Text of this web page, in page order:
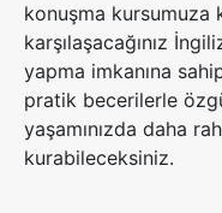
konuşma kursumuza
karşılaşacağınız
yapma imkanına
pratik becerilerle
yaşamınızda daha
kurabileceksiniz.